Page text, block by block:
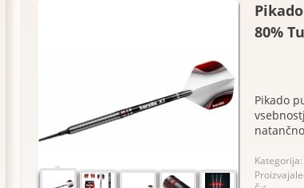
80%
Pikado
Kategorija: